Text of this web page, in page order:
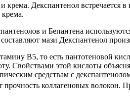
крема. Декспантенол встречается
и Бепантена
мази Декспантенол
B5, то есть пантотеновой
Свойствами этой кислоты
средствам с
коллагеновых волокон.